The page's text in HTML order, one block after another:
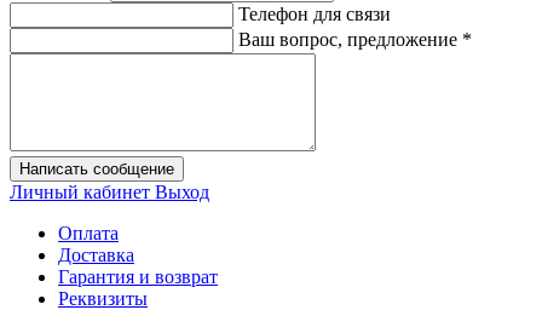
Телефон для связи
Ваш вопрос, предложение *
Написать сообщение
Личный кабинет Выход
Оплата
Доставка
Гарантия и возврат
Реквизиты